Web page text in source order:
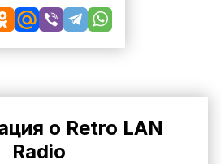
о Retro LAN
Radio